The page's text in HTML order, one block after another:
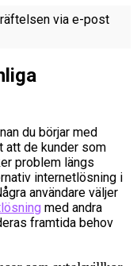
via e-post
du börjar med
att de kunder som
problem längs
internetlösning i
användare väljer
med andra
framtida behov